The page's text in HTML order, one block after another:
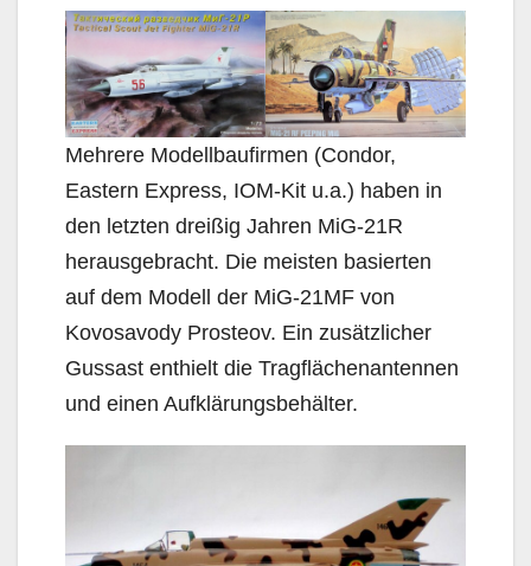
Mehrere Modellbaufirmen (Condor,
Eastern Express, IOM-Kit u.a.) haben in
den letzten dreißig Jahren MiG-21R
herausgebracht. Die meisten basierten
auf dem Modell der MiG-21MF von
Kovosavody Prosteov. Ein zusätzlicher
Gussast enthielt die Tragflächenantennen
und einen Aufklärungsbehälter.